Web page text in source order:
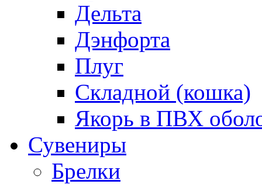
Дельта
Дэнфорта
Плуг
Складной (кошка)
Якорь в ПВХ
Сувениры
Брелки